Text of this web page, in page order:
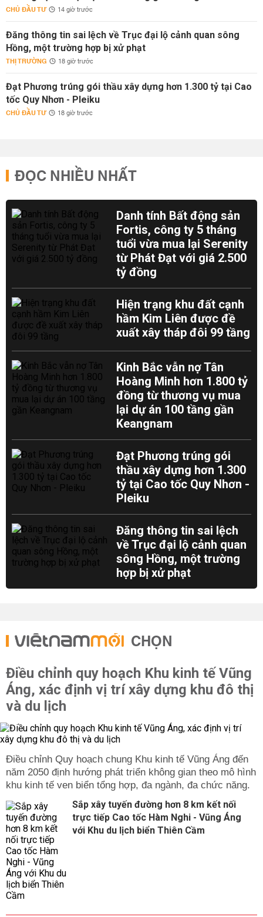
CHỦ ĐẦU TƯ 14 giờ trước
Đăng thông tin sai lệch về Trục đại lộ cảnh quan sông
Hồng, một trường hợp bị xử phạt
THỊ TRƯỜNG 18 giờ trước
Đạt Phương trúng gói thầu xây dựng hơn 1.300 tỷ tại Cao
tốc Quy Nhơn - Pleiku
CHỦ ĐẦU TƯ 18 giờ trước
ĐỌC NHIỀU NHẤT
Danh tính Bất động sản
Fortis, công ty 5 tháng
tuổi vừa mua lại Serenity
từ Phát Đạt với giá 2.500
tỷ đồng
Hiện trạng khu đất cạnh
hầm Kim Liên được đề
xuất xây tháp đôi 99 tầng
Kinh Bắc vẫn nợ Tân
Hoàng Minh hơn 1.800 tỷ
đồng từ thương vụ mua
lại dự án 100 tầng gần
Keangnam
Đạt Phương trúng gói
thầu xây dựng hơn 1.300
tỷ tại Cao tốc Quy Nhơn -
Pleiku
Đăng thông tin sai lệch
về Trục đại lộ cảnh quan
sông Hồng, một trường
hợp bị xử phạt
CHỌN
Điều chỉnh quy hoạch Khu kinh tế Vũng
Áng, xác định vị trí xây dựng khu đô thị
và du lịch
Điều chỉnh Quy hoạch chung Khu kinh tế Vũng Áng đến
năm 2050 định hướng phát triển không gian theo mô hình
khu kinh tế ven biển tổng hợp, đa ngành, đa chức năng.
Sắp xây tuyến đường hơn 8 km kết nối
trực tiếp Cao tốc Hàm Nghi - Vũng Áng
với Khu du lịch biển Thiên Cầm